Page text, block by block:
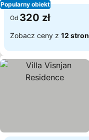
Popularny obiekt
Od 320 zł
Zobacz ceny z 12 stron